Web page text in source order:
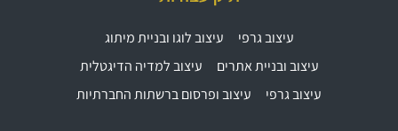
עיצוב גרפי
עיצוב לוגו ובניית מיתוג
עיצוב ובניית אתרים
עיצוב למדיה הדיגטלית
עיצוב גרפי
עיצוב ופרסום ברשתות החברתיות